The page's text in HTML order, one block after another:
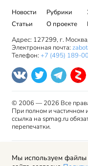
Новости
Статьи
Рубрики
О проекте
Адрес: 127299, г.
Электронная почта:
Телефон: +7 (495) 189-
© 2006 — 2026 Все
При полном и частичном
ссылка на spmag.ru
перепечатки.
Правила
права
Мы используем файлы